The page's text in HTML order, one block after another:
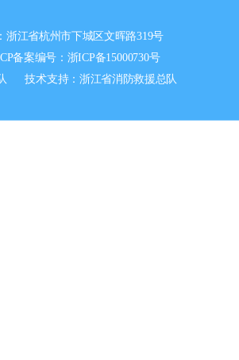
浙江省杭州市下城区文晖路319号
备案编号： 浙ICP备15000730号
技术支持：浙江省消防救援总队